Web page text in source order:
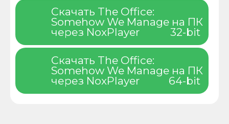
Скачать The Office:
Somehow We Manage на ПК
через NoxPlayer
32-bit
Скачать The Office:
Somehow We Manage на ПК
через NoxPlayer
64-bit